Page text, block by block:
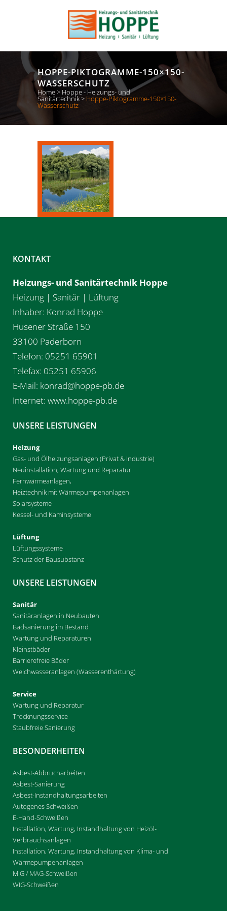
HOPPE-PIKTOGRAMME-150×150-
WASSERSCHUTZ
Home> Hoppe - Heizungs- und
Sanitärtechnik> Hoppe-Piktogramme-150×150-
Wasserschutz
KONTAKT
Heizungs- und Sanitärtechnik Hoppe
Heizung | Sanitär | Lüftung
Inhaber: Konrad Hoppe
Husener Straße 150
33100 Paderborn
Telefon: 05251 65901
Telefax: 05251 65906
E-Mail: konrad@hoppe-pb.de
Internet: www.hoppe-pb.de
UNSERE LEISTUNGEN
Heizung
Gas- und Ölheizungsanlagen (Privat & Industrie)
Neuinstallation, Wartung und Reparatur
Fernwärmeanlagen,
Heiztechnik mit Wärmepumpenanlagen
Solarsysteme
Kessel- und Kaminsysteme
Lüftung
Lüftungssysteme
Schutz der Bausubstanz
UNSERE LEISTUNGEN
Sanitär
Sanitäranlagen in Neubauten
Badsanierung im Bestand
Wartung und Reparaturen
Kleinstbäder
Barrierefreie Bäder
Weichwasseranlagen (Wasserenthärtung)
Service
Wartung und Reparatur
Trocknungsservice
Staubfreie Sanierung
BESONDERHEITEN
Asbest-Abbrucharbeiten
Asbest-Sanierung
Asbest-Instandhaltungsarbeiten
Autogenes Schweißen
E-Hand-Schweißen
Installation, Wartung, Instandhaltung von Heizöl-
Verbrauchsanlagen
Installation, Wartung, Instandhaltung von Klima- und
Wärmepumpenanlagen
MIG / MAG-Schweißen
WIG-Schweißen